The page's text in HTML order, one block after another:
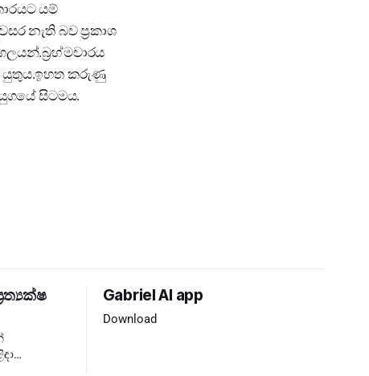
යම්
නැති බව ප්‍රකාශ
යුතුය.ඉහත කරුණු
සිටමය.
Gabriel AI app
Download